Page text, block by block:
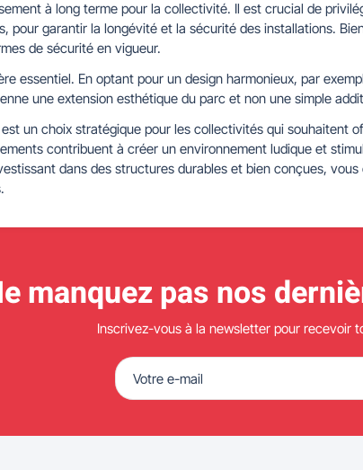
à long terme pour la collectivité. Il est crucial de
pour garantir la longévité et la sécurité des installations.
de sécurité en vigueur.
essentiel. En optant pour un design harmonieux, par
une extension esthétique du parc et non une simple
un choix stratégique pour les collectivités qui souhaitent
contribuent à créer un environnement ludique et
dans des structures durables et bien conçues,
manquez pas nos
Inscrivez-vous à la newsletter pour recevoir